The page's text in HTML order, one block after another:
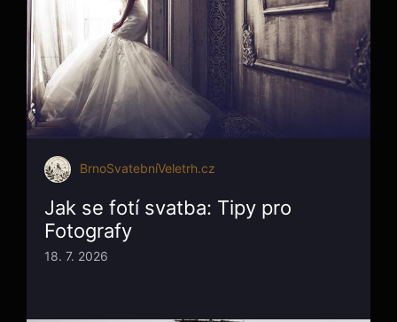
BrnoSvatebníVeletrh.cz
Jak se fotí svatba: Tipy pro
Fotografy
18. 7. 2026